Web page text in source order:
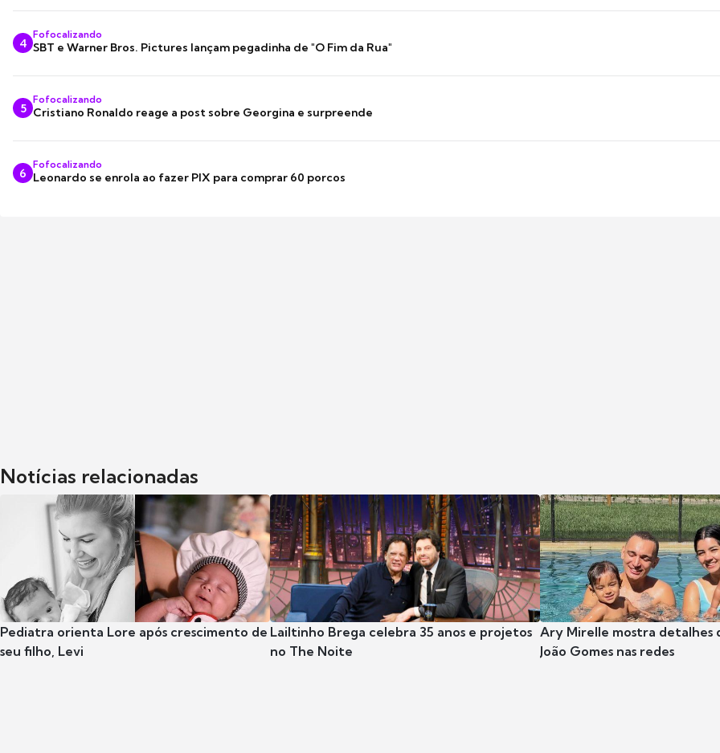
4
Fofocalizando
SBT e Warner Bros. Pictures lançam pegadinha de "O Fim da Rua"
5
Fofocalizando
Cristiano Ronaldo reage a post sobre Georgina e surpreende
6
Fofocalizando
Leonardo se enrola ao fazer PIX para comprar 60 porcos
Notícias relacionadas
Pediatra orienta Lore após crescimento de
seu filho, Levi
Lailtinho Brega celebra 35 anos e projetos
no The Noite
Ary Mirelle mostra detalhes
João Gomes nas redes